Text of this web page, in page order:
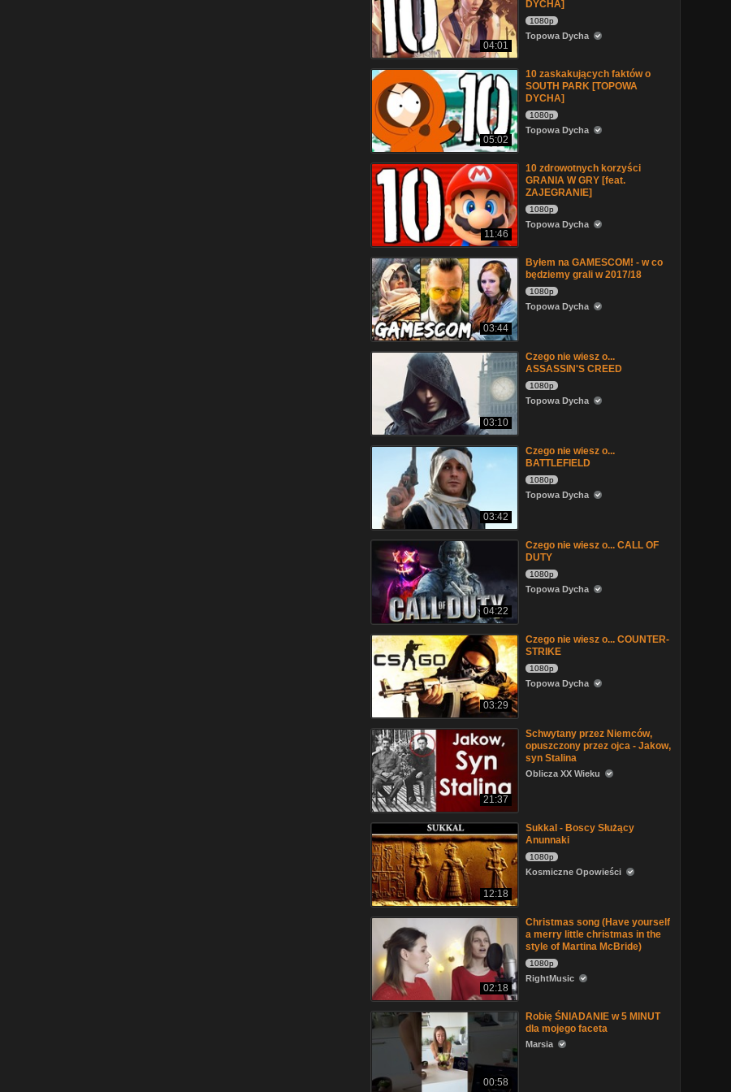
04:01
DYCHA]
1080p
Topowa Dycha
05:02
10 zaskakujących faktów o
SOUTH PARK [TOPOWA
DYCHA]
1080p
Topowa Dycha
11:46
10 zdrowotnych korzyści
GRANIA W GRY [feat.
ZAJEGRANIE]
1080p
Topowa Dycha
03:44
Byłem na GAMESCOM! - w co
będziemy grali w 2017/18
1080p
Topowa Dycha
03:10
Czego nie wiesz o...
ASSASSIN'S CREED
1080p
Topowa Dycha
03:42
Czego nie wiesz o...
BATTLEFIELD
1080p
Topowa Dycha
04:22
Czego nie wiesz o... CALL OF
DUTY
1080p
Topowa Dycha
03:29
Czego nie wiesz o... COUNTER-
STRIKE
1080p
Topowa Dycha
21:37
Schwytany przez Niemców,
opuszczony przez ojca - Jakow,
syn Stalina
Oblicza XX Wieku
12:18
Sukkal - Boscy Służący
Anunnaki
1080p
Kosmiczne Opowieści
02:18
Christmas song (Have yourself
a merry little christmas in the
style of Martina McBride)
1080p
RightMusic
00:58
Robię ŚNIADANIE w 5 MINUT
dla mojego faceta
Marsia